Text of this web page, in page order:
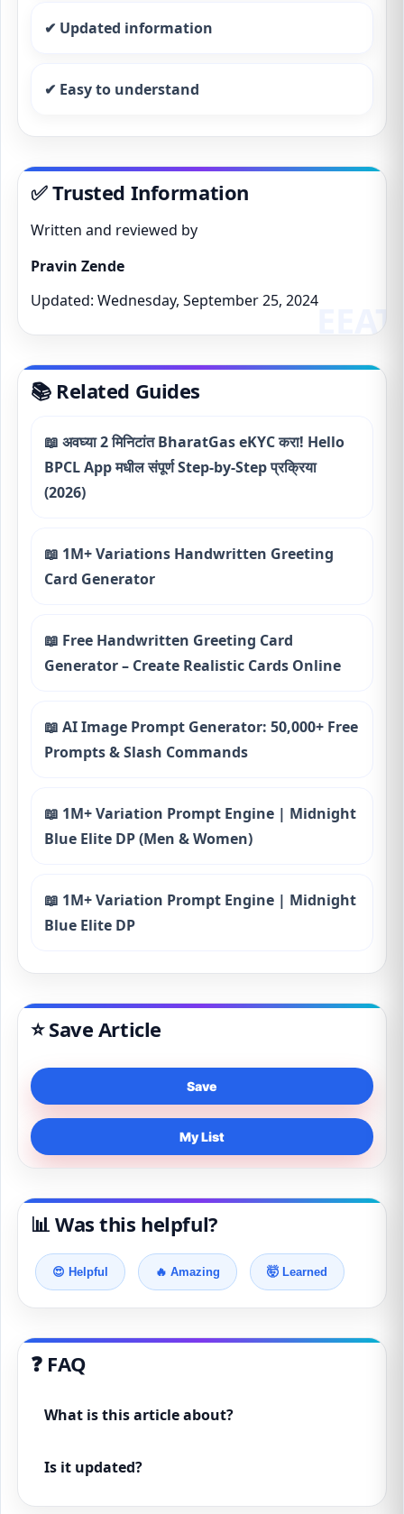
✔ Updated information
✔ Easy to understand
✅ Trusted Information
Written and reviewed by
Pravin Zende
Updated: Wednesday, September 25, 2024
📚 Related Guides
📖 अवघ्या 2 मिनिटांत BharatGas eKYC करा! Hello
BPCL App मधील संपूर्ण Step-by-Step प्रक्रिया
(2026)
📖 1M+ Variations Handwritten Greeting
Card Generator
📖 Free Handwritten Greeting Card
Generator – Create Realistic Cards Online
📖 AI Image Prompt Generator: 50,000+ Free
Prompts & Slash Commands
📖 1M+ Variation Prompt Engine | Midnight
Blue Elite DP (Men & Women)
📖 1M+ Variation Prompt Engine | Midnight
Blue Elite DP
⭐ Save Article
Save
My List
📊 Was this helpful?
😍 Helpful 🔥 Amazing 🤯 Learned
❓ FAQ
What is this article about?
Is it updated?